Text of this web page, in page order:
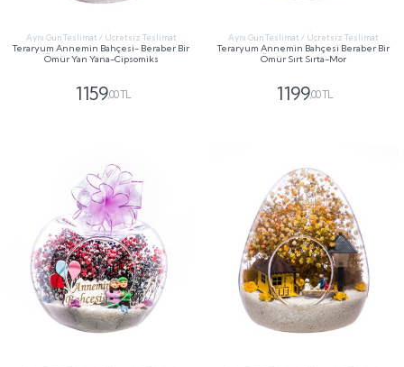
Aynı Gün Teslimat / Ücretsiz Teslimat
Teraryum Annemin Bahçesi- Beraber Bir
Ömür Yan Yana-Cipsomiks
1159,00 TL
Aynı Gün Teslimat / Ücretsiz Teslimat
Teraryum Annemin Bahçesi Beraber Bir
Ömür Sırt Sırta-Mor
1199,00 TL